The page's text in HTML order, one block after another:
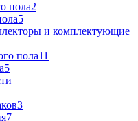
пола2
5
и комплектующие
пола11
5
3
7